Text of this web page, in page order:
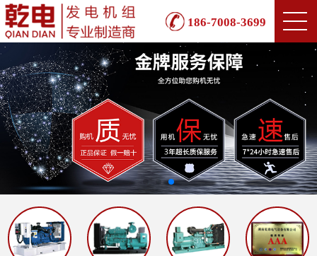
186-7008-3699